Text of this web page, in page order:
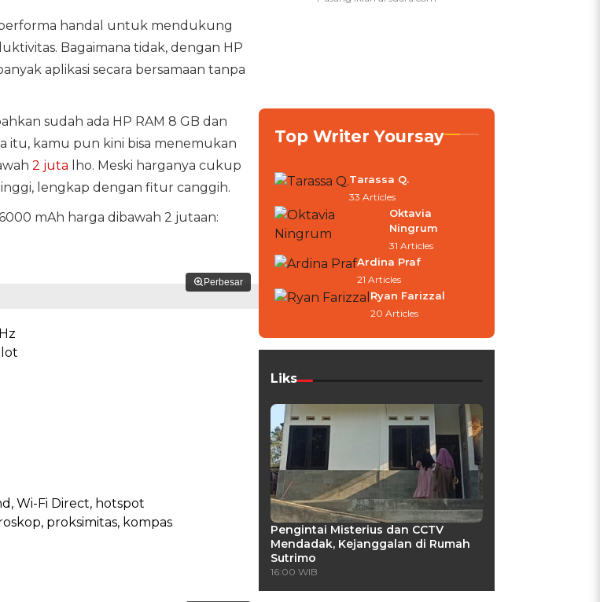
handal untuk mendukung
Bagaimana tidak, dengan HP
aplikasi secara bersamaan tanpa
sudah ada HP RAM 8 GB dan
itu, kamu pun kini bisa menemukan
2 juta lho. Meski harganya cukup
lengkap dengan fitur canggih.
mAh harga dibawah 2 jutaan:
Perbesar
Wi-Fi Direct, hotspot
proksimitas, kompas
Top Writer Yoursay
Tarassa Q.
33 Articles
Oktavia
Ningrum
31 Articles
Ardina Praf
21 Articles
Ryan Farizzal
20 Articles
Liks
Pengintai Misterius dan CCTV
Mendadak, Kejanggalan di Rumah
Sutrimo
16:00 WIB